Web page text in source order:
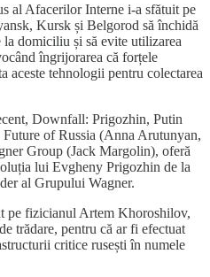
al Afacerilor Interne i-a sfătuit pe
Kursk și Belgorod să închidă
la domiciliu și să evite utilizarea
îngrijorarea că forțele
aceste tehnologii pentru colectarea
Downfall: Prigozhin, Putin
of Russia (Anna Arutunyan,
Group (Jack Margolin), oferă
lui Evgheny Prigozhin de la
al Grupului Wagner.
pe fizicianul Artem Khoroshilov,
trădare, pentru că ar fi efectuat
critice rusești în numele